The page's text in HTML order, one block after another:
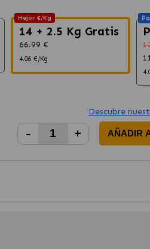
Mejor €/Kg
14 + 2.5 Kg Gratis
66.99 €
4.06 €/Kg
Descubre
- + AÑADIR